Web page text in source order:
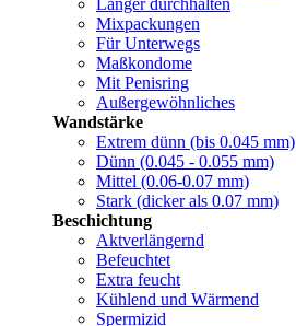
Länger durchhalten
Mixpackungen
Für Unterwegs
Maßkondome
Mit Penisring
Außergewöhnliches
Wandstärke
Extrem dünn (bis 0.045 mm)
Dünn (0.045 - 0.055 mm)
Mittel (0.06-0.07 mm)
Stark (dicker als 0.07 mm)
Beschichtung
Aktverlängernd
Befeuchtet
Extra feucht
Kühlend und Wärmend
Spermizid